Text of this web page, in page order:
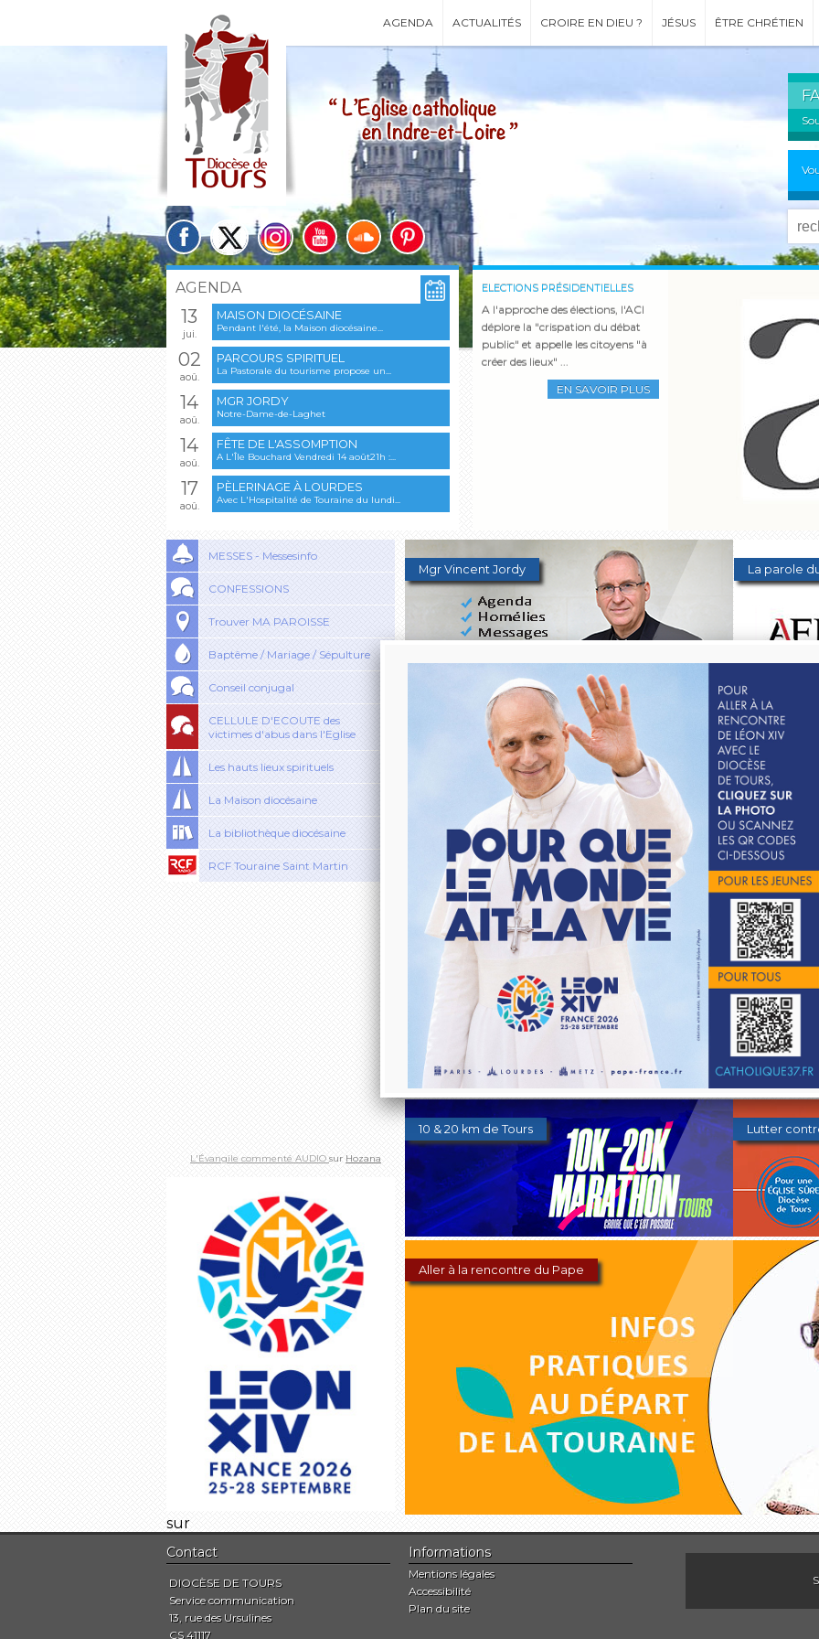
AGENDA ACTUALITÉS CROIRE EN DIEU ? JÉSUS ÊTRE CHRÉTIEN
AGENDA
13
jui.
MAISON DIOCÉSAINE
Pendant l'été, la Maison diocésaine...
02
aoû.
PARCOURS SPIRITUEL
La Pastorale du tourisme propose un...
14
aoû.
MGR JORDY
Notre-Dame-de-Laghet
14
aoû.
FÊTE DE L'ASSOMPTION
A L'Île Bouchard Vendredi 14 août21h :...
17
aoû.
PÈLERINAGE À LOURDES
Avec L'Hospitalité de Touraine du lundi...
ELECTIONS PRÉSIDENTIELLES
A l'approche des élections, l'ACI
déplore la "crispation du débat
public" et appelle les citoyens "à
créer des lieux" ...
EN SAVOIR PLUS
COMMUNIQUÉ
INCENDIES - COMMUNIQUÉ DE LA
CEF
EN SAVOIR PLUS
L'ÉTÉ À NOTRE-DAME DU LAUS
EN SAVOIR PLUS
RCF À L'HEURE D'ÉTÉ
ORDINATIONS DIACONALES
EN SAVOIR PLUS
PARCOURS SPIRITUEL 2026
MESSES - Messesinfo
CONFESSIONS
Trouver MA PAROISSE
Baptême / Mariage / Sépulture
Conseil conjugal
CELLULE D'ECOUTE des
victimes d'abus dans l'Eglise
Les hauts lieux spirituels
La Maison diocésaine
La bibliothèque diocésaine
RCF Touraine Saint Martin
Mgr Vincent Jordy La parole
2026 : année de la charité
Les orientations diocésaines 2026 Donner au
10 & 20 km de Tours Lutter
Aller à la rencontre du Pape
L'Évangile commenté AUDIO sur Hozana
sur
Contact
DIOCÈSE DE TOURS
Service communication
13, rue des Ursulines
CS 41117
Informations
Mentions légales
Accessibilité
Plan du site